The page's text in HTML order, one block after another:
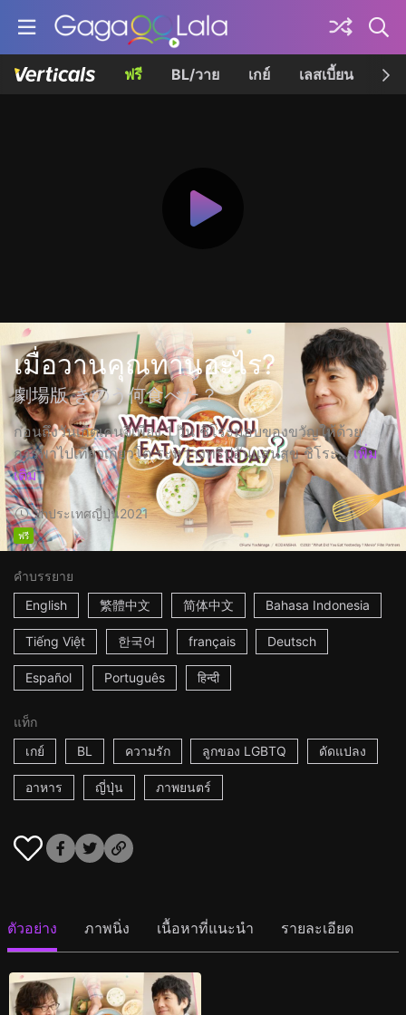
ฟรี BL/วาย เกย์ เลสเบี้ยน เค
เมื่อวานคุณทานอะไร?
劇場版 きのう何食べた？
ก่อนถึงวันเกิดเคนจิเพียง 1 วัน ชิโระมอบของขวัญให้ด้วย
การพาไปเที่ยวเกียวโต ระหว่างทริปอันแสนสุข ชิโระ... เพิ่ม
เติม
2hประเทศญี่ปุ่น2021
ฟรี
คำบรรยาย
English
繁體中文 简体中文 Bahasa Indonesia
Tiếng Việt 한국어 français Deutsch
Español Português हिन्दी
แท็ก
เกย์
BL ความรัก ลูกของ LGBTQ ดัดแปลง
อาหาร ญี่ปุ่น ภาพยนตร์
ตัวอย่าง ภาพนิ่ง เนื้อหาที่แนะนำ รายละเอียด